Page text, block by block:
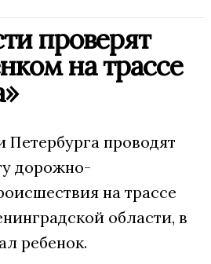
проверят
на трассе
Петербурга проводят
дорожно-
на трассе
области, в
ребенок.